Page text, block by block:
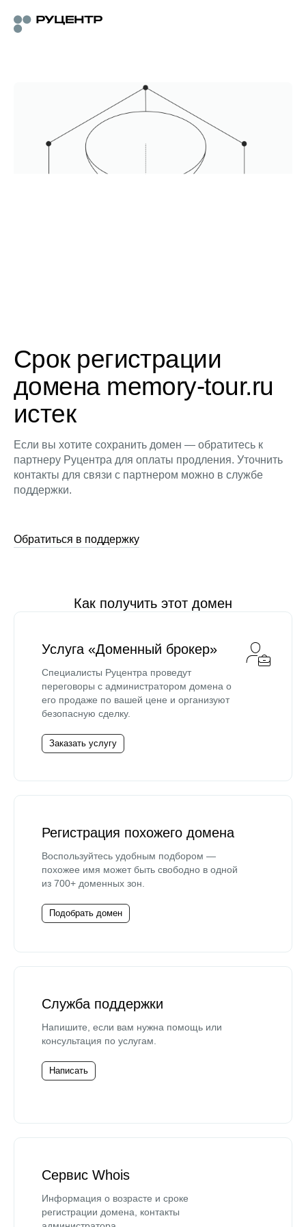
Срок регистрации
домена memory-tour.ru
истек
Если вы хотите сохранить домен — обратитесь к
партнеру Руцентра для оплаты продления. Уточнить
контакты для связи с партнером можно в службе
поддержки.
Обратиться в поддержку
Как получить этот домен
Услуга «Доменный брокер»
Специалисты Руцентра проведут
переговоры с администратором домена о
его продаже по вашей цене и организуют
безопасную сделку.
Заказать услугу
Регистрация похожего домена
Воспользуйтесь удобным подбором —
похожее имя может быть свободно в одной
из 700+ доменных зон.
Подобрать домен
Служба поддержки
Напишите, если вам нужна помощь или
консультация по услугам.
Написать
Сервис Whois
Информация о возрасте и сроке
регистрации домена, контакты